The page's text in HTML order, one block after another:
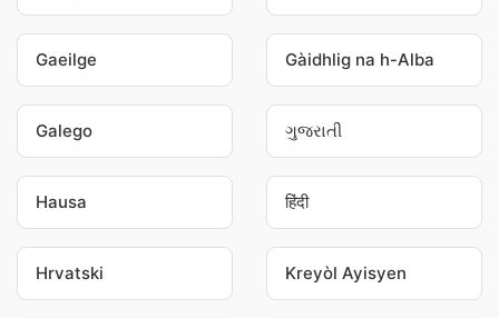
Gaeilge Gàidhlig na h-Alba
Galego ગુજરાતી
Hausa हिंदी
Hrvatski Kreyòl Ayisyen